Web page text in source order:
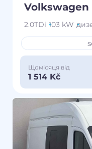
Volkswagen
2.0TDi 103 kW
Щомісяця від
1 514 Kč